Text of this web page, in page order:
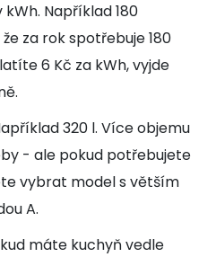
Například 180
za rok spotřebuje 180
6 Kč za kWh, vyjde
320 l. Více objemu
- ale pokud potřebujete
vybrat model s větším
A.
máte kuchyň vedle